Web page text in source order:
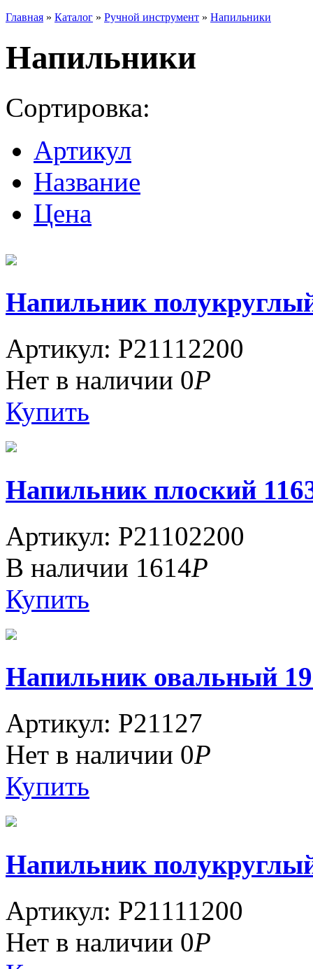
Главная » Каталог » Ручной инструмент » Напильники
Напильники
Сортировка:
Артикул
Название
Цена
Напильник
Артикул: P21112200
Нет в наличии 0Р
Купить
Напильник плоский
Артикул: P21102200
В наличии 1614Р
Купить
Напильник овальный
Артикул: P21127
Нет в наличии 0Р
Купить
Напильник
Артикул: P21111200
Нет в наличии 0Р